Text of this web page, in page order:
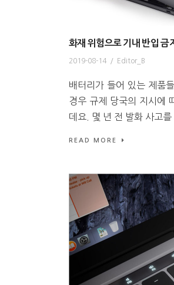
화재 위험으로 기내 반입 금
2019-08-14 / Editor_B
배터리가 들어 있는 제품
경우 규제 당국의 지시에
데요. 몇 년 전 발화 사고를
READ MORE